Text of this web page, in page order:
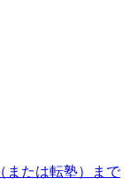
または転塾）まで